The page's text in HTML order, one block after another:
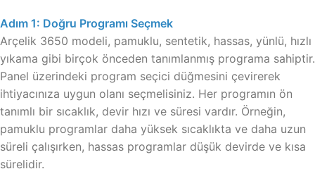
Adım 1: Doğru Programı Seçmek
Arçelik 3650 modeli, pamuklu, sentetik, hassas, yünlü, hızlı
yıkama gibi birçok önceden tanımlanmış programa sahiptir.
Panel üzerindeki program seçici düğmesini çevirerek
ihtiyacınıza uygun olanı seçmelisiniz. Her programın ön
tanımlı bir sıcaklık, devir hızı ve süresi vardır. Örneğin,
pamuklu programlar daha yüksek sıcaklıkta ve daha uzun
süreli çalışırken, hassas programlar düşük devirde ve kısa
sürelidir.